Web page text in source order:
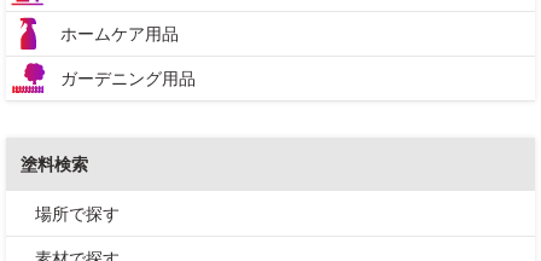
ホームケア用品
ガーデニング用品
塗料検索
場所で探す